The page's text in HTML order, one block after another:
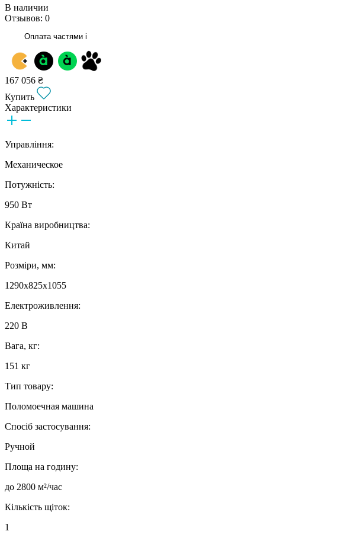
В наличии
Отзывов: 0
Оплата частями i
167 056 ₴
Купить
Характеристики
Управління:
Механическое
Потужність:
950 Вт
Країна виробництва:
Китай
Розміри, мм:
1290х825х1055
Електроживлення:
220 В
Вага, кг:
151 кг
Тип товару:
Поломоечная машина
Спосіб застосування:
Ручной
Площа на годину:
до 2800 м²/час
Кількість щіток:
1